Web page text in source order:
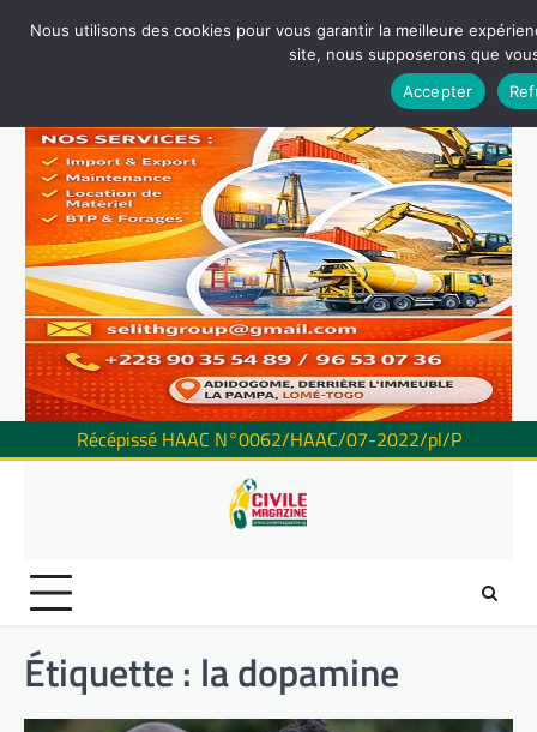
Récépissé HAAC N°0062/HAAC/07-2022/pl/P
Étiquette : la dopamine
Nous utilisons des cookies pour vous garantir la meilleure
site, nous supposerons que
Accepter